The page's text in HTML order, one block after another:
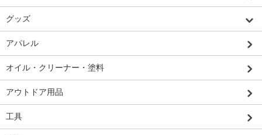
グッズ
アパレル
オイル・クリーナー・塗料
アウトドア用品
工具